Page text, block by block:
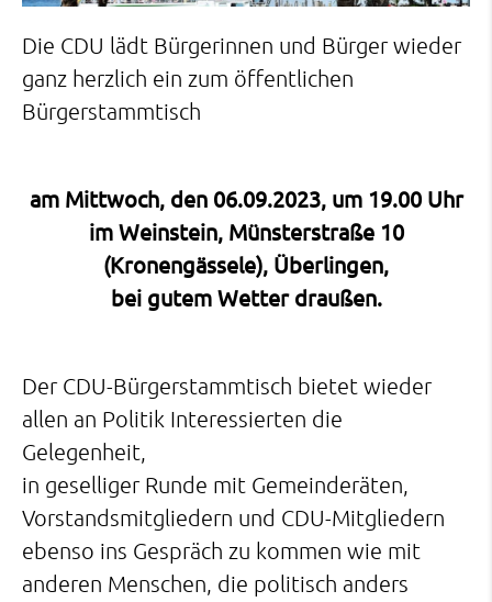
Die CDU lädt Bürgerinnen und Bürger wieder
ganz herzlich ein zum öffentlichen
Bürgerstammtisch
am Mittwoch, den 06.09.2023, um 19.00 Uhr
im Weinstein, Münsterstraße 10
(Kronengässele), Überlingen,
bei gutem Wetter draußen.
Der CDU-Bürgerstammtisch bietet wieder
allen an Politik Interessierten die
Gelegenheit,
in geselliger Runde mit Gemeinderäten,
Vorstandsmitgliedern und CDU-Mitgliedern
ebenso ins Gespräch zu kommen wie mit
anderen Menschen, die politisch anders